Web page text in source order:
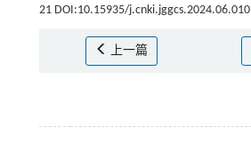
21 DOI:10.15935/j.cnki.jggcs.2024.06.010
上一篇